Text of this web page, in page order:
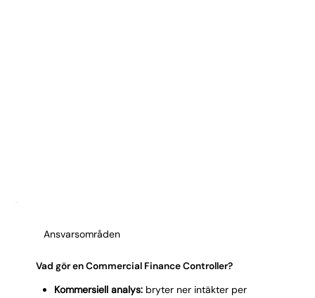
Ansvarsområden
Vad gör en Commercial Finance Controller?
Kommersiell analys:bryter ner intäkter per